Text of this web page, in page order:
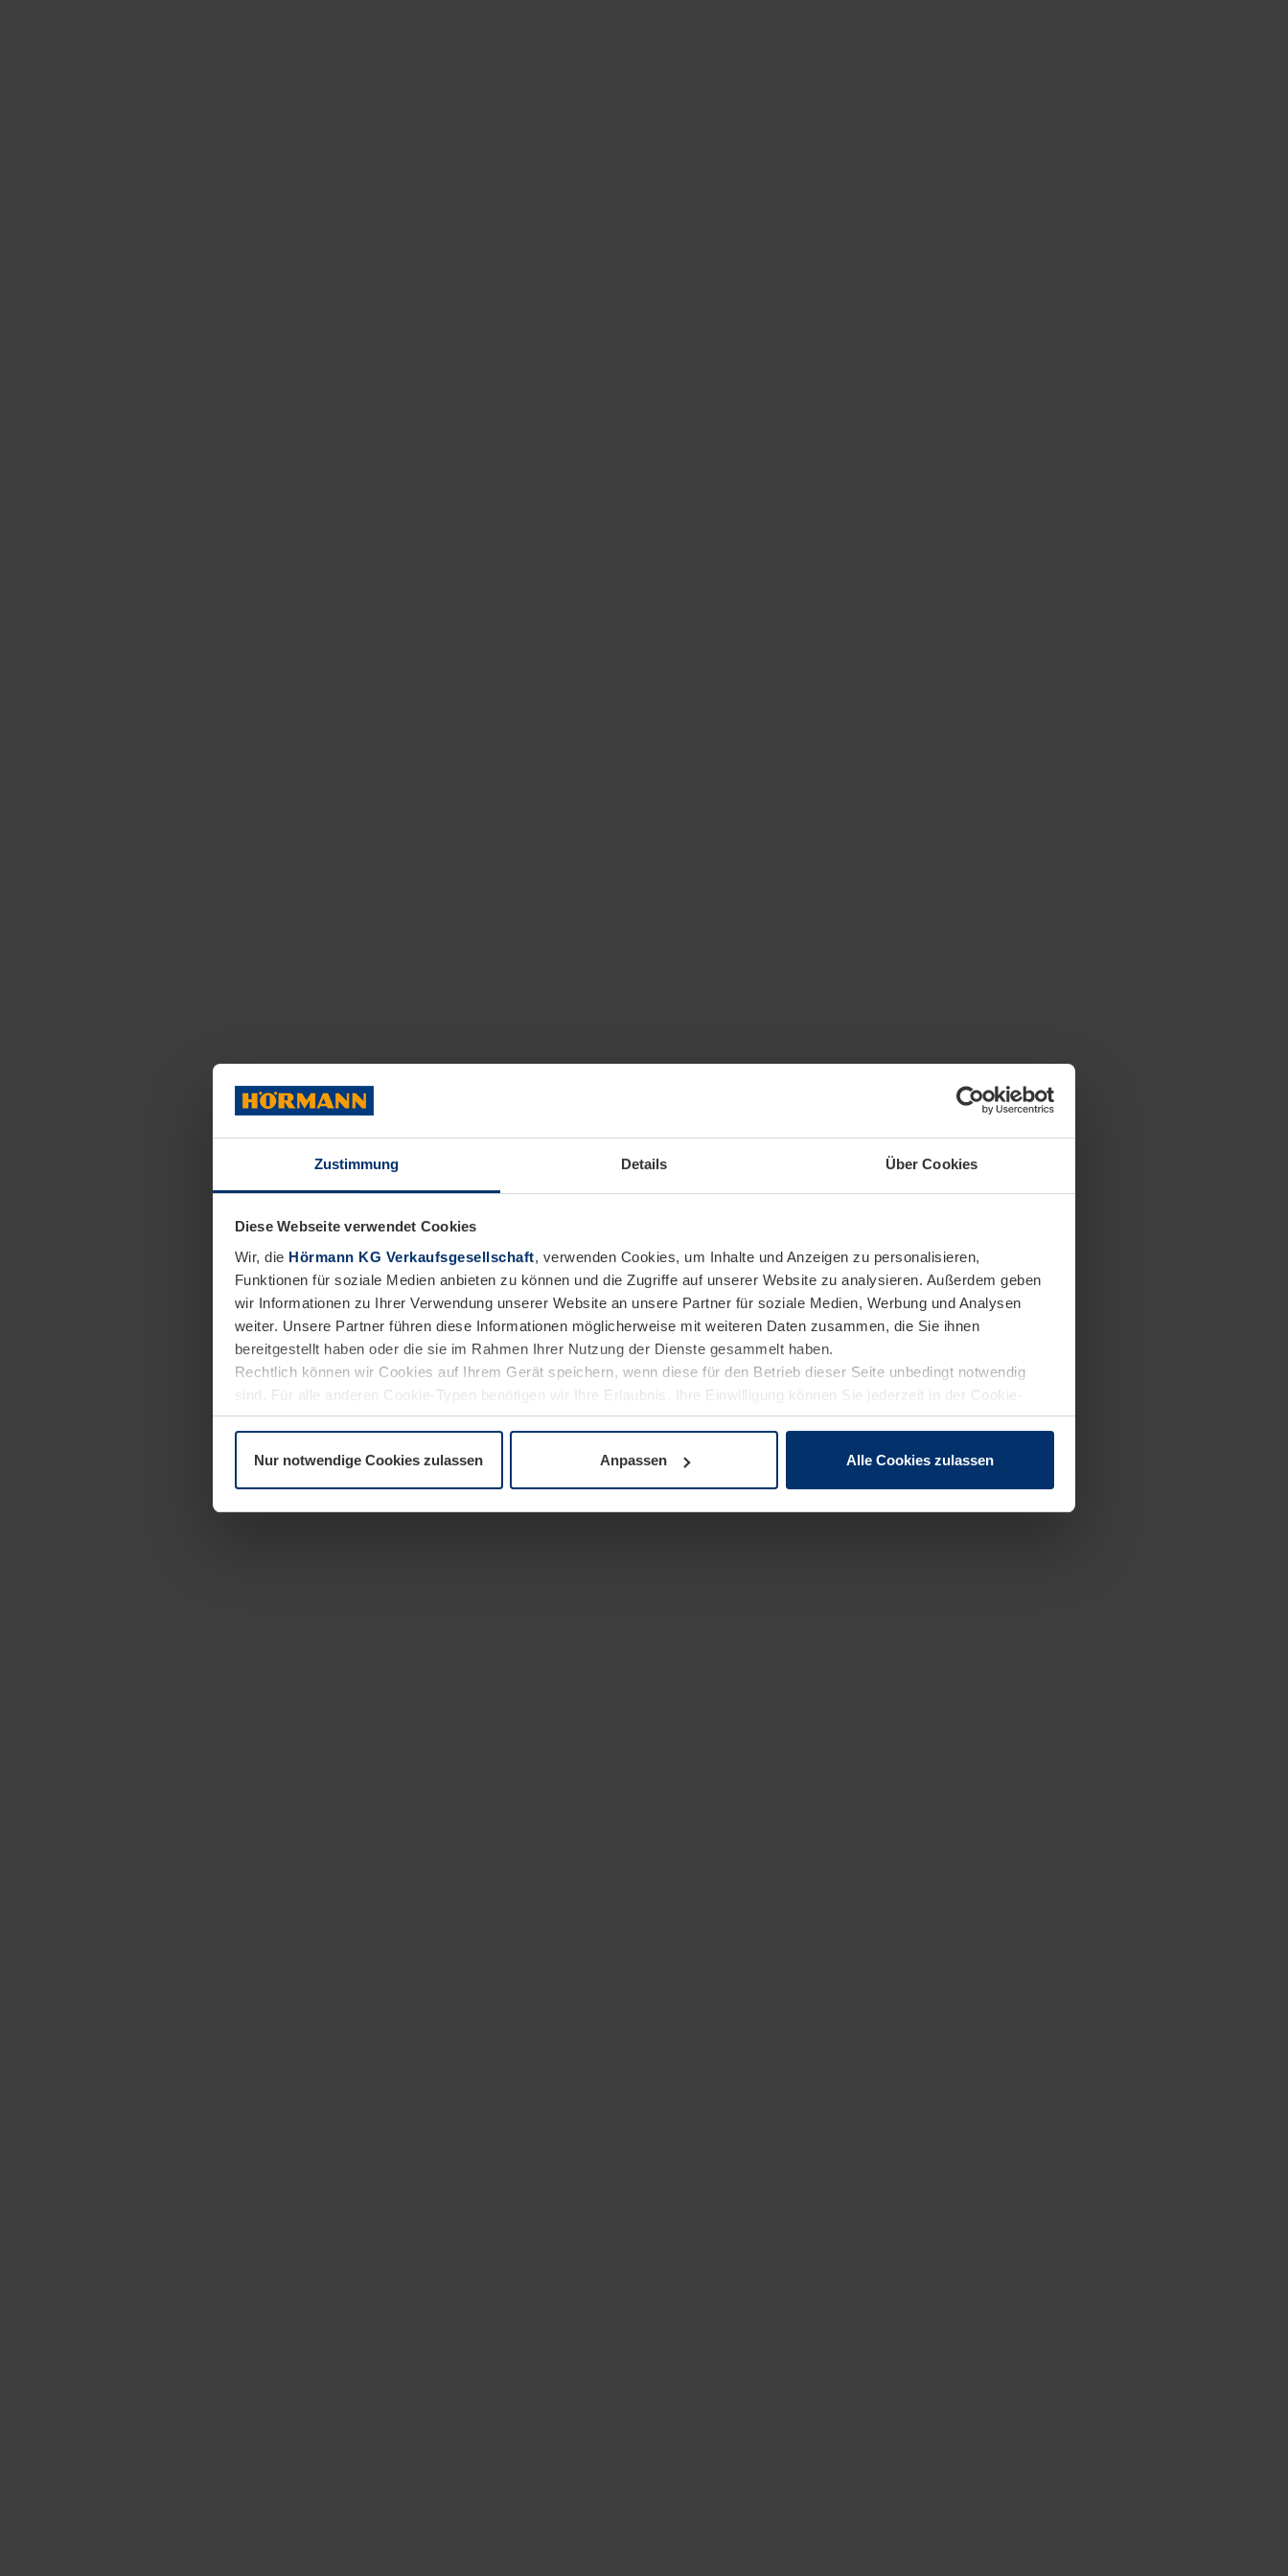
Zustimmung Details Über Cookies
Diese Webseite verwendet Cookies
Wir, die Hörmann KG Verkaufsgesellschaft, verwenden Cookies, um Inhalte und Anzeigen zu personalisieren,
Funktionen für soziale Medien anbieten zu können und die Zugriffe auf unserer Website zu analysieren. Außerdem geben
wir Informationen zu Ihrer Verwendung unserer Website an unsere Partner für soziale Medien, Werbung und Analysen
weiter. Unsere Partner führen diese Informationen möglicherweise mit weiteren Daten zusammen, die Sie ihnen
bereitgestellt haben oder die sie im Rahmen Ihrer Nutzung der Dienste gesammelt haben.
Rechtlich können wir Cookies auf Ihrem Gerät speichern, wenn diese für den Betrieb dieser Seite unbedingt notwendig
sind. Für alle anderen Cookie-Typen benötigen wir Ihre Erlaubnis. Ihre Einwilligung können Sie jederzeit in der Cookie-
Erläuterung auf der SeiteDatenschutzerklärungunserer Website ändern oder widerrufen.
Nur notwendige Cookies zulassen Anpassen Alle Cookies zulassen